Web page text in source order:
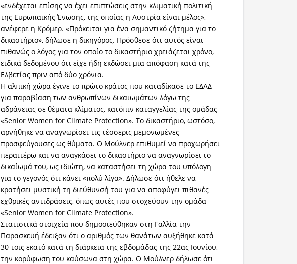
«ενδέχεται επίσης να έχει επιπτώσεις στην κλιματική πολιτική
της Ευρωπαϊκής Ένωσης, της οποίας η Αυστρία είναι μέλος»,
ανέφερε η Κρόμερ. «Πρόκειται για ένα σημαντικό ζήτημα για το
δικαστήριο», δήλωσε η δικηγόρος. Πρόσθεσε ότι αυτός είναι
πιθανώς ο λόγος για τον οποίο το δικαστήριο χρειάζεται χρόνο,
ειδικά δεδομένου ότι είχε ήδη εκδώσει μια απόφαση κατά της
Ελβετίας πριν από δύο χρόνια.
Η αλπική χώρα έγινε το πρώτο κράτος που καταδίκασε το ΕΔΑΔ
για παραβίαση των ανθρωπίνων δικαιωμάτων λόγω της
αδράνειας σε θέματα κλίματος, κατόπιν καταγγελίας της ομάδας
«Senior Women for Climate Protection». Το δικαστήριο, ωστόσο,
αρνήθηκε να αναγνωρίσει τις τέσσερις μεμονωμένες
προσφεύγουσες ως θύματα. Ο Μούλνερ επιθυμεί να προχωρήσει
περαιτέρω και να αναγκάσει το δικαστήριο να αναγνωρίσει το
δικαίωμά του, ως ιδιώτη, να καταστήσει τη χώρα του υπόλογη
για το γεγονός ότι κάνει «πολύ λίγα». Δήλωσε ότι ήθελε να
κρατήσει μυστική τη διεύθυνσή του για να αποφύγει πιθανές
εχθρικές αντιδράσεις, όπως αυτές που στοχεύουν την ομάδα
«Senior Women for Climate Protection».
Στατιστικά στοιχεία που δημοσιεύθηκαν στη Γαλλία την
Παρασκευή έδειξαν ότι ο αριθμός των θανάτων αυξήθηκε κατά
30 τοις εκατό κατά τη διάρκεια της εβδομάδας της 22ας Ιουνίου,
την κορύφωση του καύσωνα στη χώρα. Ο Μούλνερ δήλωσε ότι